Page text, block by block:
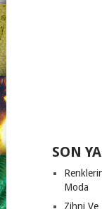
SON
Moda
Zihni Ve